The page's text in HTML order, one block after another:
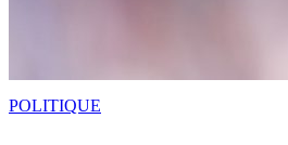
POLITIQUE